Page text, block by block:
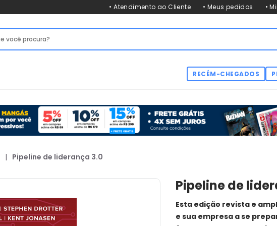
• Atendimento ao Cliente • Meus pedidos •
RECÉM-CHEGADOS
| Pipeline de liderança 3.0
Pipeline de
Esta edição revista e
e sua empresa a se